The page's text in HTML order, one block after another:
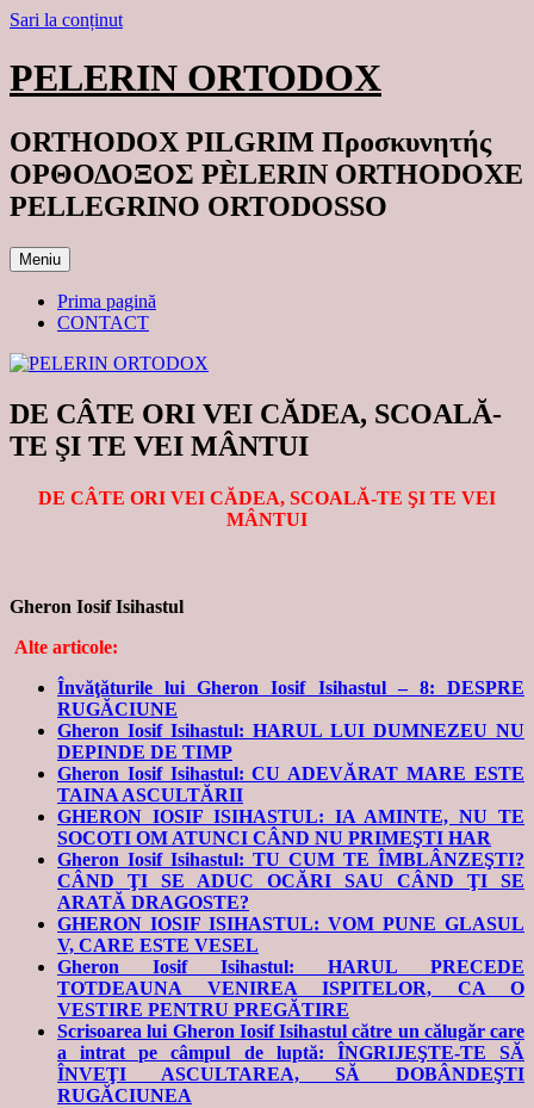
Sari la conținut
PELERIN ORTODOX
ORTHODOX PILGRIM Προσκυνητής
ΟΡΘΟΔΟΞΟΣ PÈLERIN ORTHODOXE
PELLEGRINO ORTODOSSO
Meniu
Prima pagină
CONTACT
DE CÂTE ORI VEI CĂDEA, SCOALĂ-
TE ŞI TE VEI MÂNTUI
DE CÂTE ORI VEI CĂDEA, SCOALĂ-TE ŞI TE VEI
MÂNTUI
Gheron Iosif Isihastul
Alte articole:
Învăţăturile lui Gheron Iosif Isihastul – 8: DESPRE
RUGĂCIUNE
Gheron Iosif Isihastul: HARUL LUI DUMNEZEU NU
DEPINDE DE TIMP
Gheron Iosif Isihastul: CU ADEVĂRAT MARE ESTE
TAINA ASCULTĂRII
GHERON IOSIF ISIHASTUL: IA AMINTE, NU TE
SOCOTI OM ATUNCI CÂND NU PRIMEŞTI HAR
Gheron Iosif Isihastul: TU CUM TE ÎMBLÂNZEŞTI?
CÂND ŢI SE ADUC OCĂRI SAU CÂND ŢI SE
ARATĂ DRAGOSTE?
GHERON IOSIF ISIHASTUL: VOM PUNE GLASUL
V, CARE ESTE VESEL
Gheron Iosif Isihastul: HARUL PRECEDE
TOTDEAUNA VENIREA ISPITELOR, CA O
VESTIRE PENTRU PREGĂTIRE
Scrisoarea lui Gheron Iosif Isihastul către un călugăr care
a intrat pe câmpul de luptă: ÎNGRIJEŞTE-TE SĂ
ÎNVEŢI ASCULTAREA, SĂ DOBÂNDEŞTI
RUGĂCIUNEA